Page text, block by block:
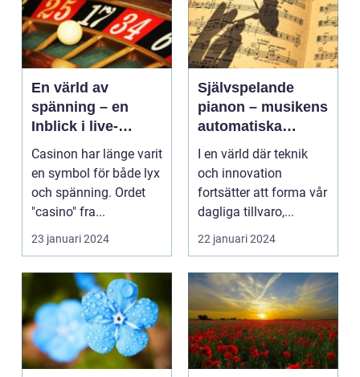
En värld av
spänning – en
Inblick i live-
casino
Casinon har länge varit
en symbol för både lyx
och spänning. Ordet
"casino" fra...
23 januari 2024
Självspelande
pianon – musikens
automatiska
framtid
I en värld där teknik
och innovation
fortsätter att forma vår
dagliga tillvaro,...
22 januari 2024